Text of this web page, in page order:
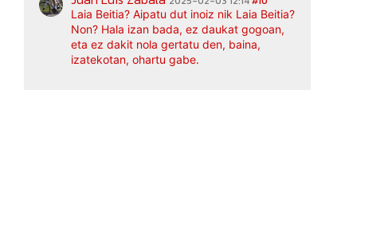
Laia Beitia? Aipatu dut inoiz nik Laia Beitia?
Non? Hala izan bada, ez daukat gogoan,
eta ez dakit nola gertatu den, baina,
izatekotan, ohartu gabe.